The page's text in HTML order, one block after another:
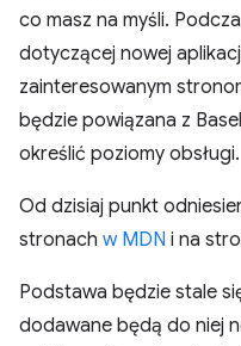
co masz na myśli.
dotyczącej nowej
zainteresowanym
będzie powiązana z
określić poziomy obsługi.
Od dzisiaj punkt
stronach w MDN i na
Podstawa będzie stale
dodawane będą do niej